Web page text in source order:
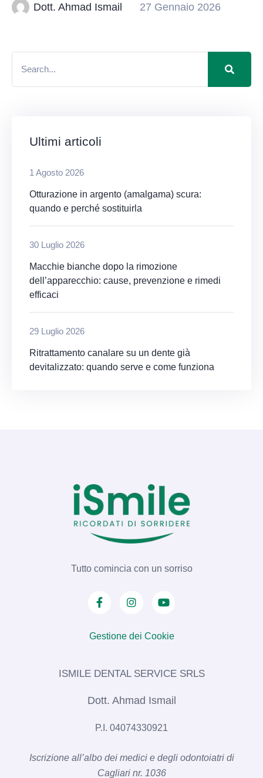
Dott. Ahmad Ismail 27 Gennaio 2026
Ultimi articoli
1 Agosto 2026
Otturazione in argento (amalgama) scura:
quando e perché sostituirla
30 Luglio 2026
Macchie bianche dopo la rimozione
dell’apparecchio: cause, prevenzione e rimedi
efficaci
29 Luglio 2026
Ritrattamento canalare su un dente già
devitalizzato: quando serve e come funziona
Tutto comincia con un sorriso
Gestione dei Cookie
ISMILE DENTAL SERVICE SRLS​
Dott. Ahmad Ismail
P.I. 04074330921
Iscrizione all’albo dei medici e degli odontoiatri di
Cagliari nr. 1036​